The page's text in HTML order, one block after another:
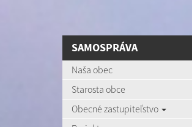
SAMOSPRÁVA
Naša obec
Starosta obce
Obecné zastupiteľstvo